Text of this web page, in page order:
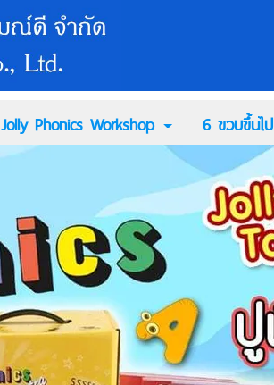
Jolly Phonics Workshop 6 ขวบขึ้นไป